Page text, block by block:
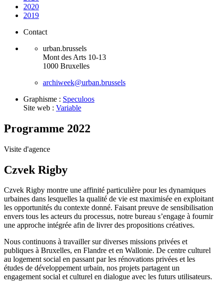
2020
2019
Contact
urban.brussels
Mont des Arts 10-13
1000 Bruxelles
archiweek@urban.brussels
Graphisme : Speculoos
Site web : Variable
Programme 2022
Visite d'agence
Czvek Rigby
Czvek Rigby montre une affinité particulière pour les dynamiques
urbaines dans lesquelles la qualité de vie est maximisée en exploitant
les opportunités du contexte donné. Faisant preuve de sensibilisation
envers tous les acteurs du processus, notre bureau s’engage à fournir
une approche intégrée afin de livrer des propositions créatives.
Nous continuons à travailler sur diverses missions privées et
publiques à Bruxelles, en Flandre et en Wallonie. De centre culturel
au logement social en passant par les rénovations privées et les
études de développement urbain, nos projets partagent un
engagement social et culturel en dialogue avec les futurs utilisateurs.